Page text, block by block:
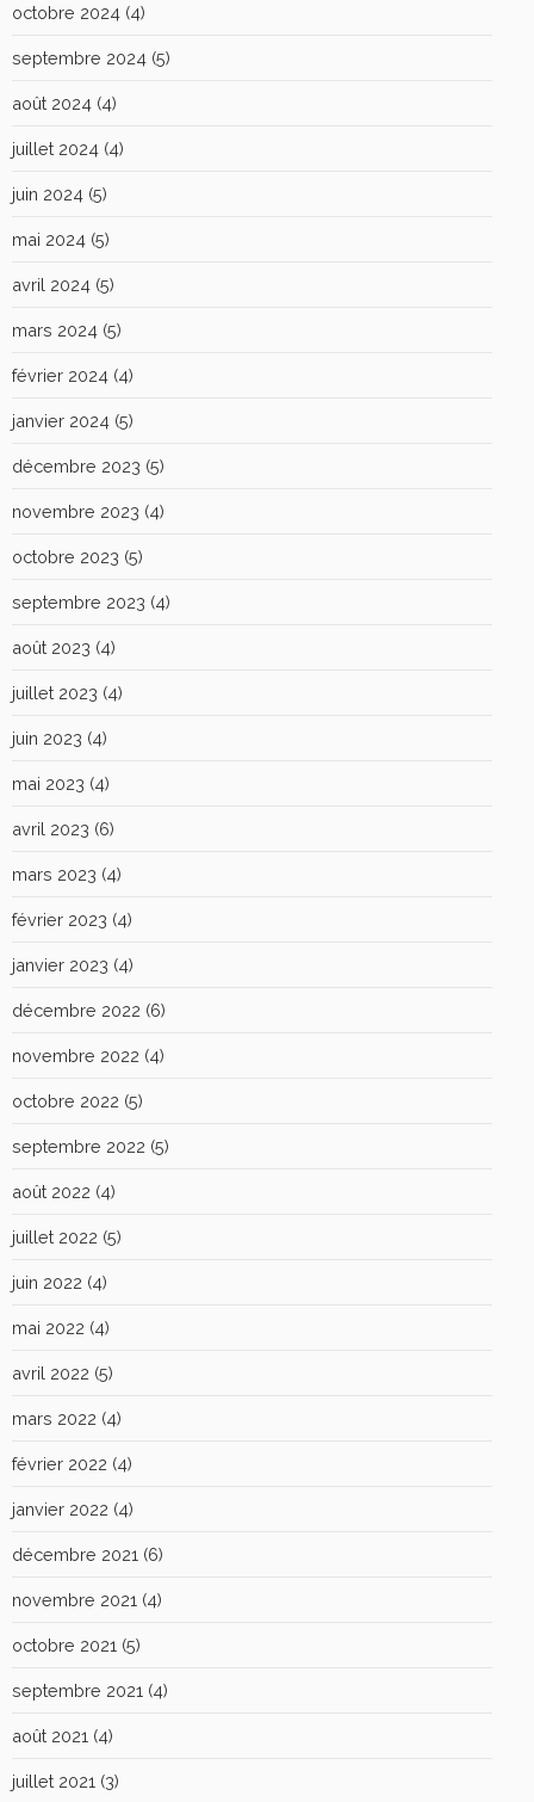
octobre 2024 (4)
septembre 2024 (5)
août 2024 (4)
juillet 2024 (4)
juin 2024 (5)
mai 2024 (5)
avril 2024 (5)
mars 2024 (5)
février 2024 (4)
janvier 2024 (5)
décembre 2023 (5)
novembre 2023 (4)
octobre 2023 (5)
septembre 2023 (4)
août 2023 (4)
juillet 2023 (4)
juin 2023 (4)
mai 2023 (4)
avril 2023 (6)
mars 2023 (4)
février 2023 (4)
janvier 2023 (4)
décembre 2022 (6)
novembre 2022 (4)
octobre 2022 (5)
septembre 2022 (5)
août 2022 (4)
juillet 2022 (5)
juin 2022 (4)
mai 2022 (4)
avril 2022 (5)
mars 2022 (4)
février 2022 (4)
janvier 2022 (4)
décembre 2021 (6)
novembre 2021 (4)
octobre 2021 (5)
septembre 2021 (4)
août 2021 (4)
juillet 2021 (3)